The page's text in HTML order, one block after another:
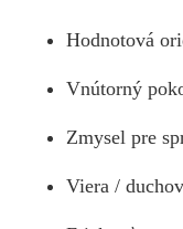
Hodnotová
Vnútorný
Zmysel pre
Viera /